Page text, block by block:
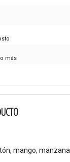
más
mango, manzana.